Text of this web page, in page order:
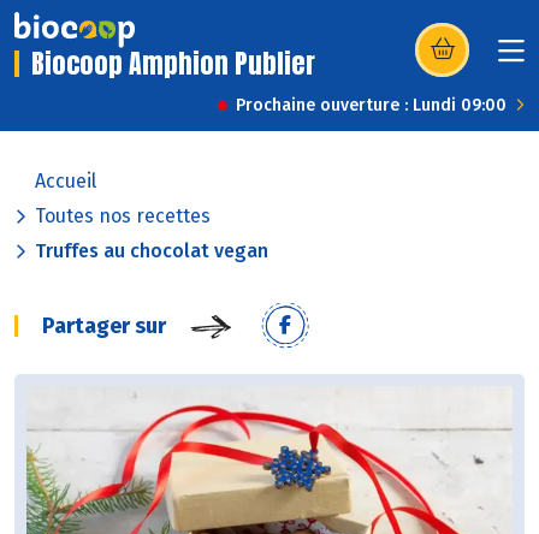
Biocoop Amphion Publier (s’ouvre dans
Prochaine ouverture : Lundi 09:00
Accueil
Toutes nos recettes
Truffes au chocolat vegan
Partager sur